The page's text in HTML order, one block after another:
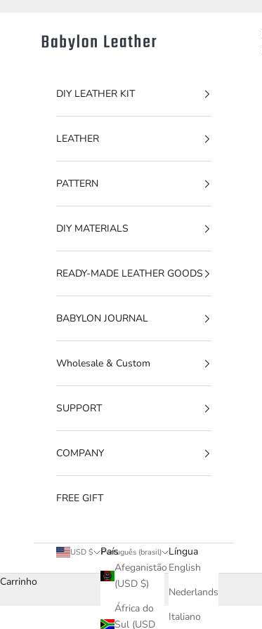
Babylon Leather
DIY LEATHER KIT
LEATHER
PATTERN
DIY MATERIALS
READY-MADE LEATHER GOODS
BABYLON JOURNAL
Wholesale & Custom
SUPPORT
COMPANY
FREE GIFT
USD $
País
Afeganistão
(USD $)
África do
Sul (USD
Português (brasil)
Língua
English
Nederlands
Italiano
Carrinho